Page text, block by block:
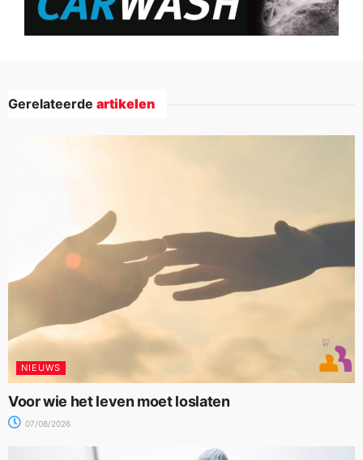
Gerelateerde artikelen
NIEUWS
Voor wie het leven moet loslaten
07/08/2026